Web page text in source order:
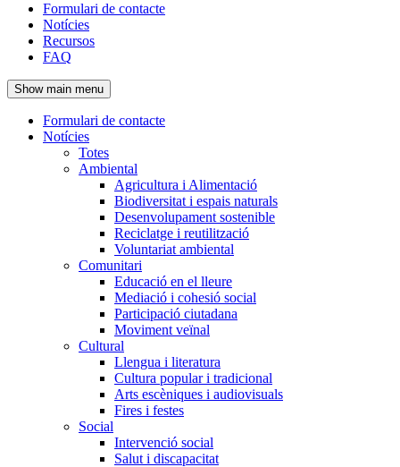
Navegació
principal
de
l'encapçalament
Formulari de contacte
Notícies
Recursos
FAQ
Show main menu
Navegació
principal
Formulari de contacte
Notícies
Totes
Ambiental
Agricultura i Alimentació
Biodiversitat i espais naturals
Desenvolupament sostenible
Reciclatge i reutilització
Voluntariat ambiental
Comunitari
Educació en el lleure
Mediació i cohesió social
Participació ciutadana
Moviment veïnal
Cultural
Llengua i literatura
Cultura popular i tradicional
Arts escèniques i audiovisuals
Fires i festes
Social
Intervenció social
Salut i discapacitat